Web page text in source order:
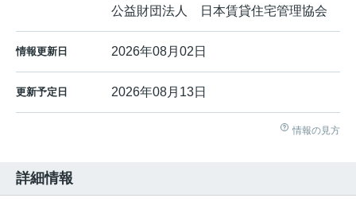
公益財団法人 日本賃貸住宅管理協会
情報更新日 2026年08月02日
更新予定日 2026年08月13日
情報の見方
詳細情報